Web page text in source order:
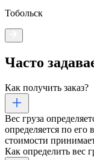
Тобольск
Часто
Как получить заказ?
Вес груза
определяется по
стоимости
Как определить вес